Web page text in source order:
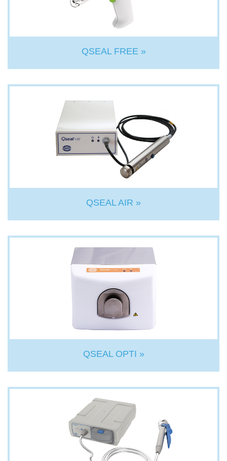
QSEAL FREE »
QSEAL AIR »
QSEAL OPTI »